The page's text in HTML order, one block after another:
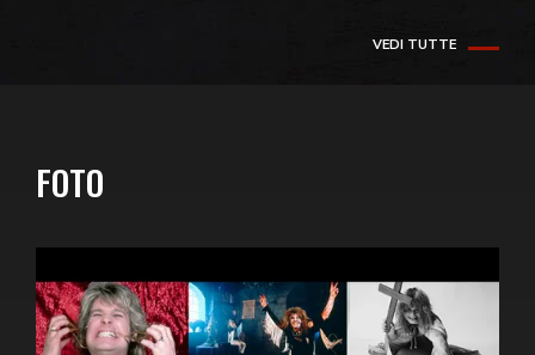
VEDI TUTTE
FOTO